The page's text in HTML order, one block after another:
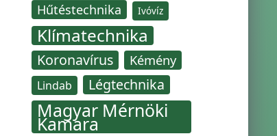
Hűtéstechnika Ivóvíz
Klímatechnika
Koronavírus Kémény
Lindab Légtechnika
Magyar Mérnöki
Kamara